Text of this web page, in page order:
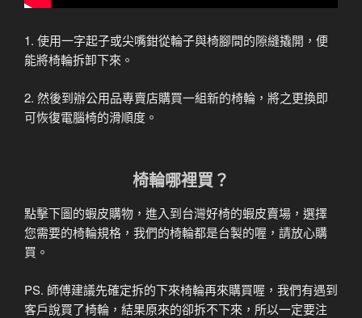
1. 使用一字起子或尖嘴鉗從輪子與椅腳間的隙縫撬開，便
能將椅輪拆卸下來。
2. 然後到辦公用品專賣店購買一組新的椅輪，將之更換即
可恢復電腦椅的滑順度。
椅輪哪裡買？
點擊下圖的蝦皮購物，進入到台灣好椅的蝦皮賣場，選擇
您需要的椅輪規格，我們的椅輪都是台製的喔，請放心購
買。
PS. 師傅建議先確定拆的下來椅輪再來購買喔，我們有遇到
客戶說買了椅輪，結果原來的卻拆不下來，所以一定要注